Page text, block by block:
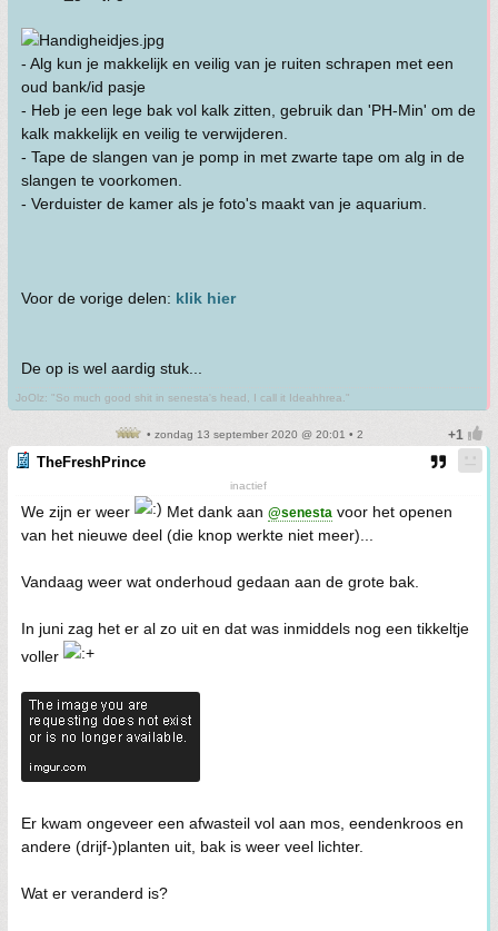
- Alg kun je makkelijk en veilig van je ruiten schrapen met een
oud bank/id pasje
- Heb je een lege bak vol kalk zitten, gebruik dan 'PH-Min' om de
kalk makkelijk en veilig te verwijderen.
- Tape de slangen van je pomp in met zwarte tape om alg in de
slangen te voorkomen.
- Verduister de kamer als je foto's maakt van je aquarium.
Voor de vorige delen: klik hier
De op is wel aardig stuk...
JoOlz: "So much good shit in senesta's head, I call it Ideahhrea."
• zondag 13 september 2020 @ 20:01 • 2
TheFreshPrince
inactief
We zijn er weer Met dank aan @senesta voor het openen
van het nieuwe deel (die knop werkte niet meer)...
Vandaag weer wat onderhoud gedaan aan de grote bak.
In juni zag het er al zo uit en dat was inmiddels nog een tikkeltje
voller
Er kwam ongeveer een afwasteil vol aan mos, eendenkroos en
andere (drijf-)planten uit, bak is weer veel lichter.
Wat er veranderd is?